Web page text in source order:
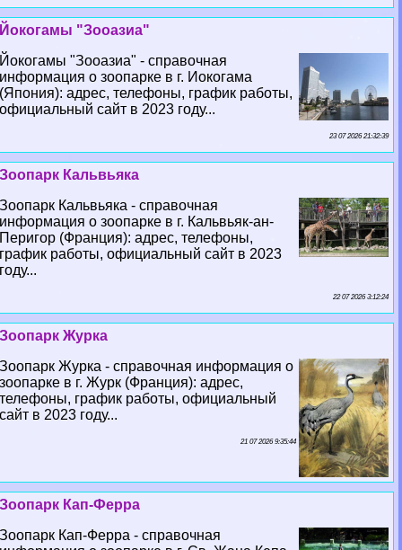
Йокогамы "Зооазиа"
Йокогамы "Зооазиа" - справочная
информация о зоопарке в г. Иокогама
(Япония): адрес, телефоны, график работы,
официальный сайт в 2023 году...
23 07 2026 21:32:39
Зоопарк Кальвьяка
Зоопарк Кальвьяка - справочная
информация о зоопарке в г. Кальвьяк-ан-
Перигор (Франция): адрес, телефоны,
график работы, официальный сайт в 2023
году...
22 07 2026 3:12:24
Зоопарк Журка
Зоопарк Журка - справочная информация о
зоопарке в г. Журк (Франция): адрес,
телефоны, график работы, официальный
сайт в 2023 году...
21 07 2026 9:35:44
Зоопарк Кап-Ферра
Зоопарк Кап-Ферра - справочная